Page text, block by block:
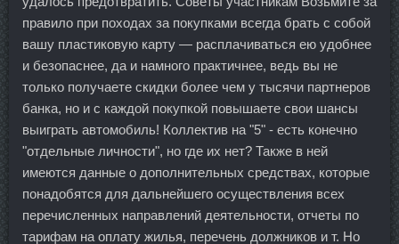
правило при походах за покупками всегда брать с собой
вашу пластиковую карту — расплачиваться ею удобнее
и безопаснее, да и намного практичнее, ведь вы не
только получаете скидки более чем у тысячи партнеров
банка, но и с каждой покупкой повышаете свои шансы
выиграть автомобиль! Коллектив на "5" - есть конечно
"отдельные личности", но где их нет? Также в ней
имеются данные о дополнительных средствах, которые
понадобятся для дальнейшего осуществления всех
перечисленных направлений деятельности, отчеты по
тарифам на оплату жилья, перечень должников и т. Но